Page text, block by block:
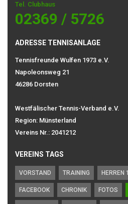
Tel. Clubhaus
02369 / 5726
ADRESSE TENNISANLAGE
Tennisfreunde Wulfen 1973 e.V.
Napoleonsweg 21
46286 Dorsten
Westfälischer Tennis-Verband e.V.
Region: Münsterland
Vereins Nr.: 2041212
VEREINS TAGS
VORSTAND TRAINING HERREN 1
FACEBOOK CHRONIK FOTOS